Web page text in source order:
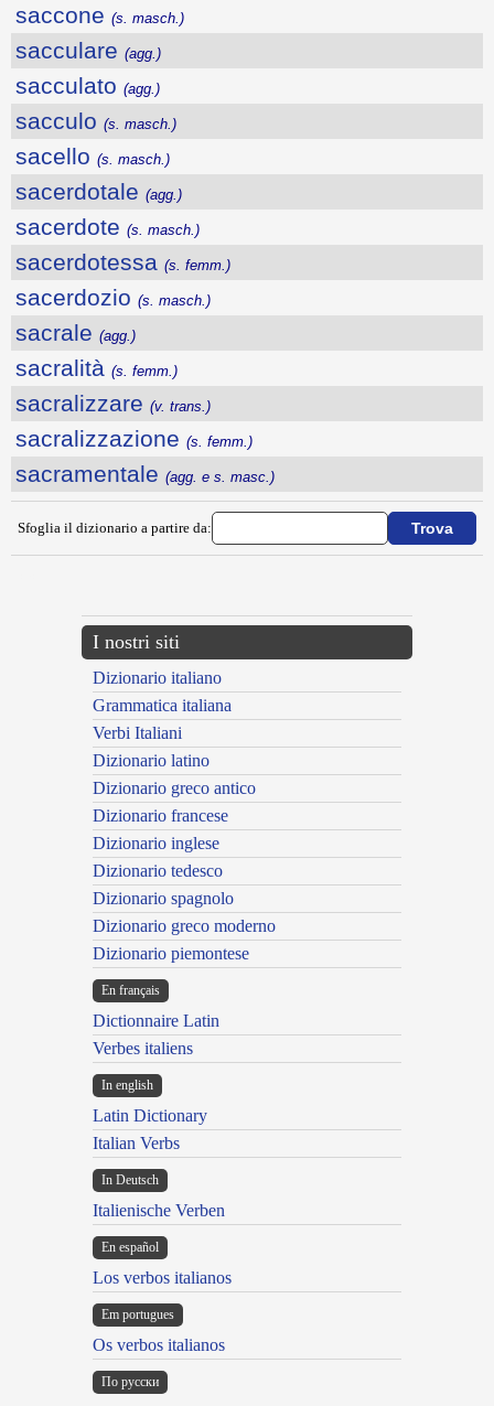
saccone (s. masch.)
sacculare (agg.)
sacculato (agg.)
sacculo (s. masch.)
sacello (s. masch.)
sacerdotale (agg.)
sacerdote (s. masch.)
sacerdotessa (s. femm.)
sacerdozio (s. masch.)
sacrale (agg.)
sacralità (s. femm.)
sacralizzare (v. trans.)
sacralizzazione (s. femm.)
sacramentale (agg. e s. masc.)
Sfoglia il dizionario a partire da:
I nostri siti
Dizionario italiano
Grammatica italiana
Verbi Italiani
Dizionario latino
Dizionario greco antico
Dizionario francese
Dizionario inglese
Dizionario tedesco
Dizionario spagnolo
Dizionario greco moderno
Dizionario piemontese
En français
Dictionnaire Latin
Verbes italiens
In english
Latin Dictionary
Italian Verbs
In Deutsch
Italienische Verben
En español
Los verbos italianos
Em portugues
Os verbos italianos
По русски